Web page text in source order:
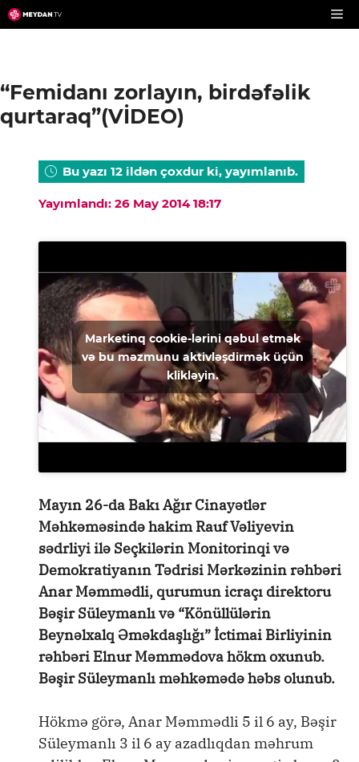
Skip
to
“Femidanı zorlayın, birdəfəlik
qurtaraq”(VİDEO)
Bu yazı 12 ildən çoxdur ki, yayımlanıb.
Yayımlandı: 26 May 2014 18:17
Marketinq cookie-lərini qəbul etmək
və bu məzmunu aktivləşdirmək üçün
klikləyin.
Mayın 26-da Bakı Ağır Cinayətlər
Məhkəməsində hakim Rauf Vəliyevin
sədrliyi ilə Seçkilərin Monitorinqi və
Demokratiyanın Tədrisi Mərkəzinin rəhbəri
Anar Məmmədli, qurumun icraçı direktoru
Bəşir Süleymanlı və “Könüllülərin
Beynəlxalq Əməkdaşlığı” İctimai Birliyinin
rəhbəri Elnur Məmmədova hökm oxunub.
Bəşir Süleymanlı məhkəmədə həbs olunub.
Hökmə görə, Anar Məmmədli 5 il 6 ay, Bəşir
Süleymanlı 3 il 6 ay azadlıqdan məhrum